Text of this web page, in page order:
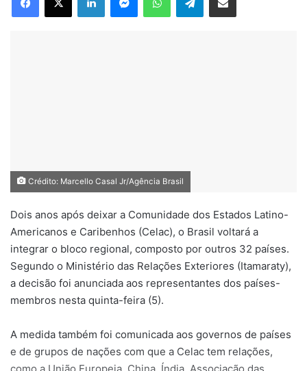
Crédito: Marcello Casal Jr/Agência Brasil
Dois anos após deixar a Comunidade dos Estados Latino-
Americanos e Caribenhos (Celac), o Brasil voltará a
integrar o bloco regional, composto por outros 32 países.
Segundo o Ministério das Relações Exteriores (Itamaraty),
a decisão foi anunciada aos representantes dos países-
membros nesta quinta-feira (5).
A medida também foi comunicada aos governos de países
e de grupos de nações com que a Celac tem relações,
como a União Europeia, China, Índia, Associação das